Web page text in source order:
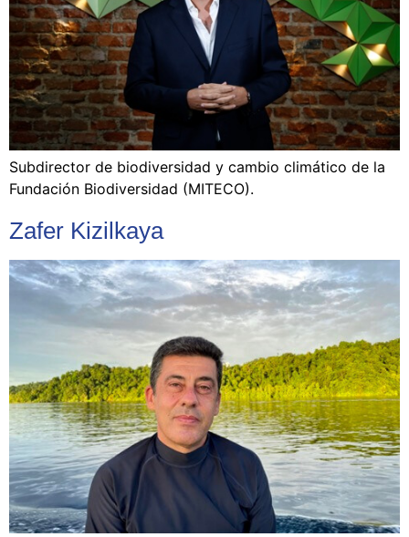
Subdirector de biodiversidad y cambio climático de la
Fundación Biodiversidad (MITECO).
Zafer Kizilkaya